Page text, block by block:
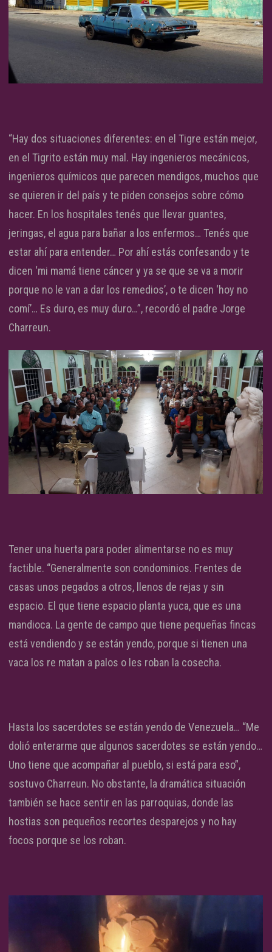
“Hay dos situaciones diferentes: en el Tigre están mejor,
en el Tigrito están muy mal. Hay ingenieros mecánicos,
ingenieros químicos que parecen mendigos, muchos que
se quieren ir del país y te piden consejos sobre cómo
hacer. En los hospitales tenés que llevar guantes,
jeringas, el agua para bañar a los enfermos… Tenés que
estar ahí para entender… Por ahí estás confesando y te
dicen ‘mi mamá tiene cáncer y ya se que se va a morir
porque no le van a dar los remedios’, o te dicen ‘hoy no
comí’… Es duro, es muy duro…”, recordó el padre Jorge
Charreun.
Tener una huerta para poder alimentarse no es muy
factible. “Generalmente son condominios. Frentes de
casas unos pegados a otros, llenos de rejas y sin
espacio. El que tiene espacio planta yuca, que es una
mandioca. La gente de campo que tiene pequeñas fincas
está vendiendo y se están yendo, porque si tienen una
vaca los re matan a palos o les roban la cosecha.
Hasta los sacerdotes se están yendo de Venezuela… “Me
dolió enterarme que algunos sacerdotes se están yendo…
Uno tiene que acompañar al pueblo, si está para eso”,
sostuvo Charreun. No obstante, la dramática situación
también se hace sentir en las parroquias, donde las
hostias son pequeños recortes desparejos y no hay
focos porque se los roban.